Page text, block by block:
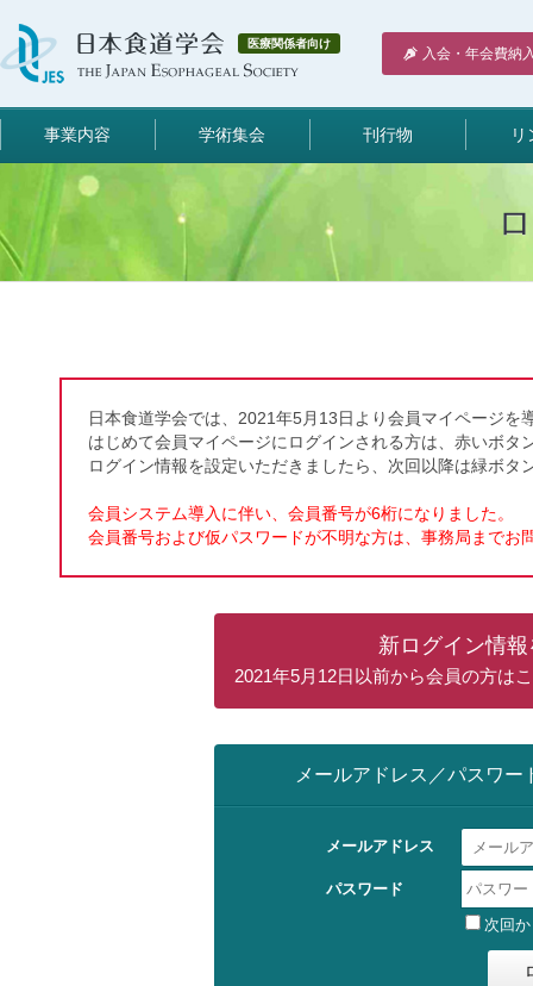
医療関係者向け
入会・年会費納
事業内容 学術集会 刊行物 リ
日本食道学会では、2021年5月13日より会員マイページを
はじめて会員マイページにログインされる方は、赤いボタ
ログイン情報を設定いただきましたら、次回以降は緑ボ
会員システム導入に伴い、会員番号が6桁になりました。
会員番号および仮パスワードが不明な方は、事務局までお
新ログイン情
2021年5月12日以前から会員の方は
メールアドレス／パスワ
メールアドレス
パスワード
次回